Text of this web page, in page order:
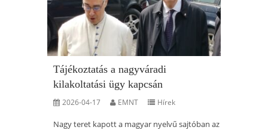
Tájékoztatás a nagyváradi
kilakoltatási ügy kapcsán
2026-04-17 EMNT Hírek
Nagy teret kapott a magyar nyelvű sajtóban az